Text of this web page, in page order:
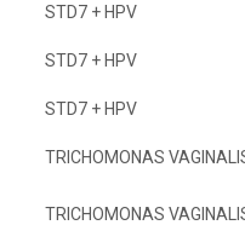
STD7 + HPV
STD7 + HPV
STD7 + HPV
TRICHOMONAS
TRICHOMONAS